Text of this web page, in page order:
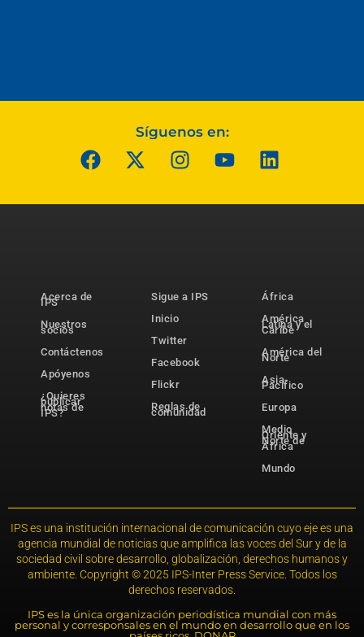
Síguenos en:
Acerca de
IPS
Nuestros
socios
Contáctenos
Apóyenos
¿Quieres
publicar
notas de
IPS?
Sigue a IPS
Inicio
Twitter
Facebook
Flickr
Reglas de
comunidad
África
América
Latina y el
Caribe
América del
Norte
Asia-
Pacífico
Europa
Medio
Oriente y
Norte de
África
Mundo
IPS es una institución internacional de comunicación cuyo eje es una
agencia mundial de noticias que amplifica las voces del Sur y de la
sociedad civil sobre desarrollo, globalización, derechos humanos y
ambiente. Copyright © 2025 IPS-Inter Press Service. Todos los
derechos reservados.
IPS es la única organización periodística mundial con más
personal y corresponsales en el mundo en desarrollo que en los